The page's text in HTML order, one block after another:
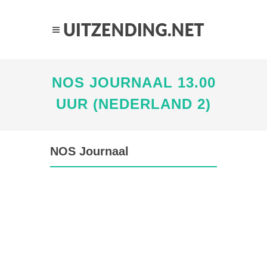
NOS JOURNAAL 13.00
UUR (NEDERLAND 2)
NOS Journaal